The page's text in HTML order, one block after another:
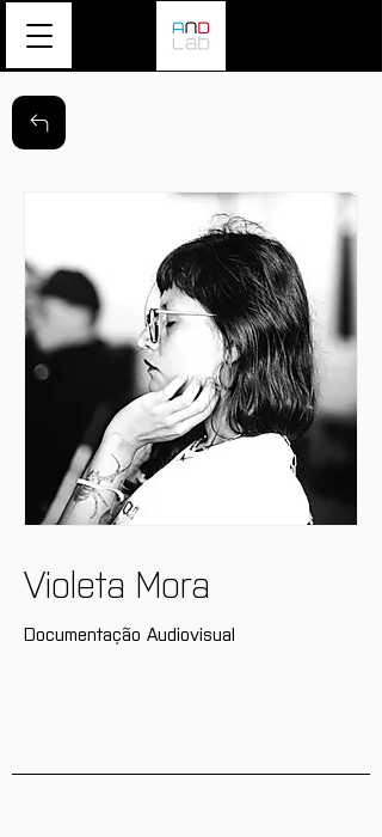
Violeta Mora
Documentação Audiovisual